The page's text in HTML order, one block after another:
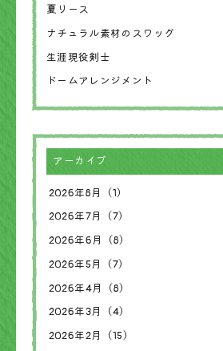
夏リース
ナチュラル素材のスワッグ
生涯現役剣士
ドームアレンジメント
アーカイブ
2026年8月（1）
2026年7月（7）
2026年6月（8）
2026年5月（7）
2026年4月（8）
2026年3月（4）
2026年2月（15）